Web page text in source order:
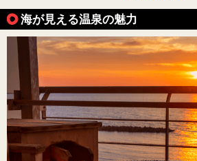
海が見える温泉の魅力